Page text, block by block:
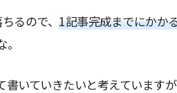
るので、 1記事完成までにかか
いていきたいと考えています